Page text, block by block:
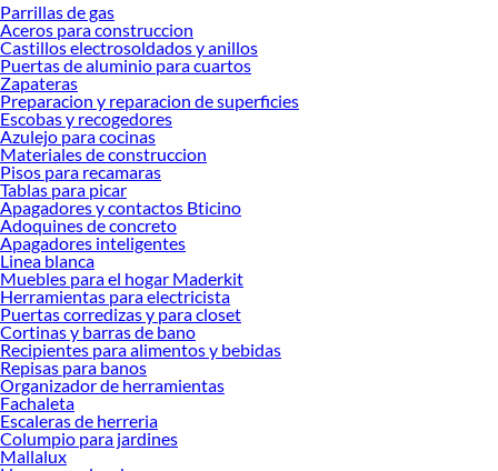
Parrillas de gas
Aceros para construccion
Castillos electrosoldados y anillos
Puertas de aluminio para cuartos
Zapateras
Preparacion y reparacion de superficies
Escobas y recogedores
Azulejo para cocinas
Materiales de construccion
Pisos para recamaras
Tablas para picar
Apagadores y contactos Bticino
Adoquines de concreto
Apagadores inteligentes
Linea blanca
Muebles para el hogar Maderkit
Herramientas para electricista
Puertas corredizas y para closet
Cortinas y barras de bano
Recipientes para alimentos y bebidas
Repisas para banos
Organizador de herramientas
Fachaleta
Escaleras de herreria
Columpio para jardines
Mallalux